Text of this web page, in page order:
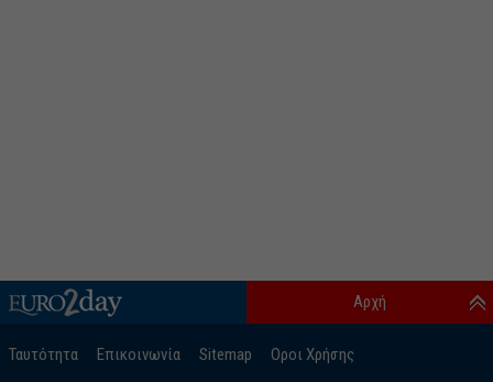
Ταυτότητα Επικοινωνία Sitemap Οροι Χρήσης
Αρχή